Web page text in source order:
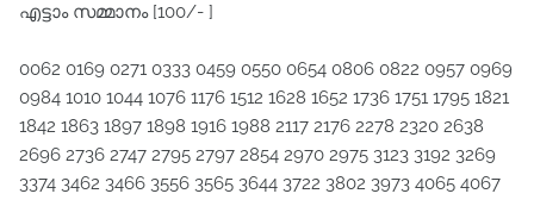
എട്ടാം സമ്മാനം [100/- ]
0062 0169 0271 0333 0459 0550 0654 0806 0822 0957 0969
0984 1010 1044 1076 1176 1512 1628 1652 1736 1751 1795 1821
1842 1863 1897 1898 1916 1988 2117 2176 2278 2320 2638
2696 2736 2747 2795 2797 2854 2970 2975 3123 3192 3269
3374 3462 3466 3556 3565 3644 3722 3802 3973 4065 4067